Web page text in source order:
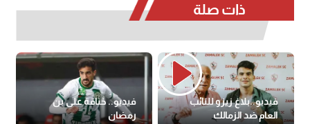
ذات صلة
فيديو..بلاغ زيزو للنائب
العام ضد الزمالك
فيديو.. خناقة على بن
رمضان